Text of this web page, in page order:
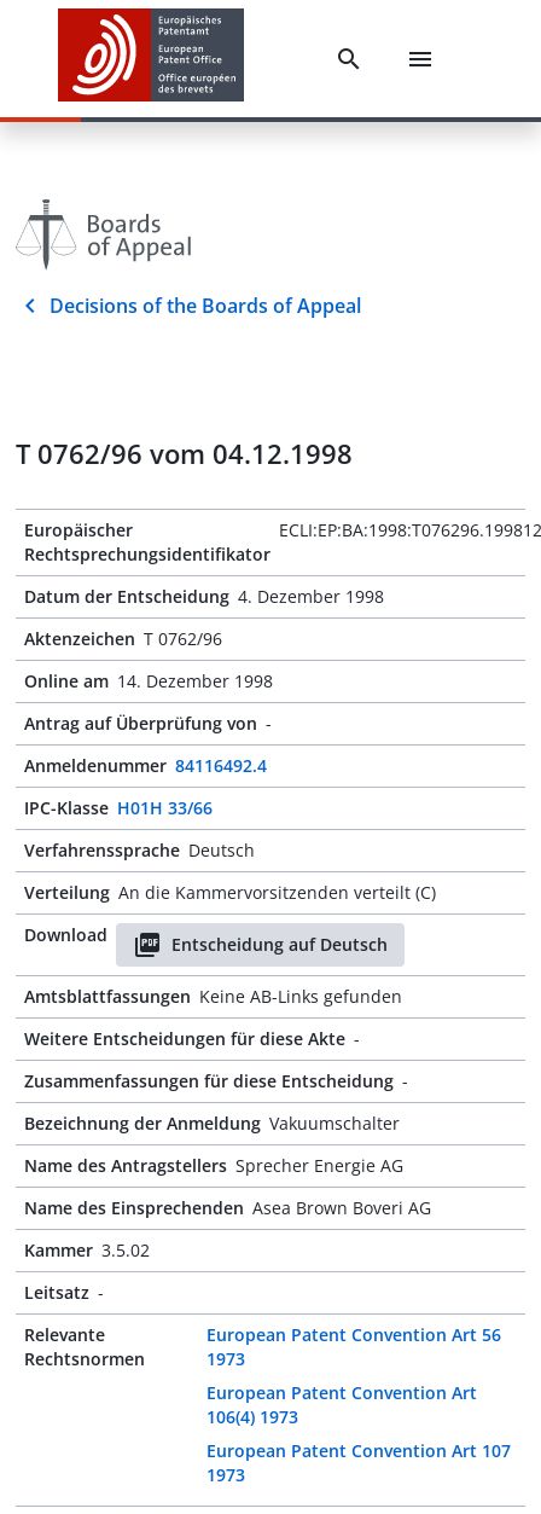
Decisions of the Boards of Appeal
T 0762/96 vom 04.12.1998
Europäischer
Rechtsprechungsidentifikator
Datum der Entscheidung 4. Dezember 1998
Aktenzeichen T 0762/96
Online am 14. Dezember 1998
Antrag auf Überprüfung von -
Anmeldenummer 84116492.4
IPC-Klasse H01H 33/66
Verfahrenssprache Deutsch
Verteilung An die Kammervorsitzenden verteilt (C)
Download
Entscheidung auf Deutsch
Amtsblattfassungen Keine AB-Links gefunden
Weitere Entscheidungen für diese Akte -
Zusammenfassungen für diese Entscheidung -
Bezeichnung der Anmeldung Vakuumschalter
Name des Antragstellers Sprecher Energie AG
Name des Einsprechenden Asea Brown Boveri AG
Kammer 3.5.02
Leitsatz -
Relevante
Rechtsnormen
European Patent Convention Art 56
1973
European Patent Convention Art
106(4) 1973
European Patent Convention Art 107
1973